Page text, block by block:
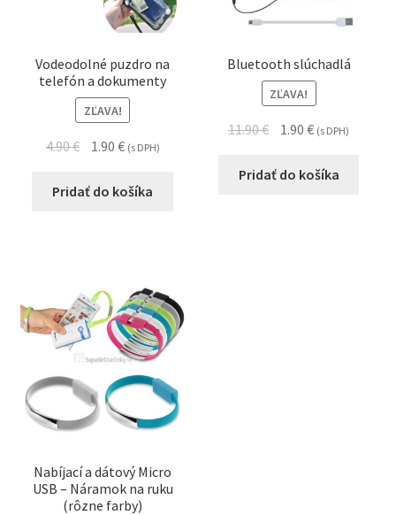
Vodeodolné puzdro na
telefón a dokumenty
ZĽAVA!
4.90€ 1.90 € (s DPH)
Pridať do košíka
Bluetooth slúchadlá
ZĽAVA!
11.90€ 1.90€ (s DPH)
Pridať do košíka
Nabíjací a dátový Micro
USB – Náramok na ruku
(rôzne farby)